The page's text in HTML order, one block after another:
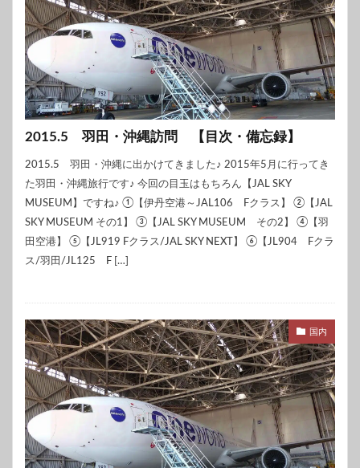
2015.5 羽田・沖縄訪問 【目次・備忘録】
2015.5 羽田・沖縄に出かけてきました♪ 2015年5月に行ってき
た羽田・沖縄旅行です♪ 今回の目玉はもちろん【JAL SKY
MUSEUM】ですね♪ ①【伊丹空港～JAL106 Fクラス】 ②【JAL
SKY MUSEUM その1】 ③【JAL SKY MUSEUM その2】 ④【羽
田空港】 ⑤【JL919 Fクラス/JAL SKY NEXT】 ⑥【JL904 Fクラ
ス/羽田/JL125 F […]
国内